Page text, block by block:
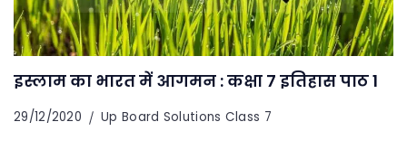
इस्लाम का भारत में आगमन : कक्षा 7 इतिहास पाठ 1
29/12/2020 Up Board Solutions Class 7